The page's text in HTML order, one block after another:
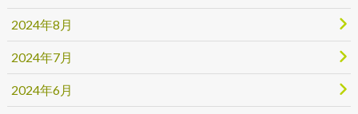
2024年8月
2024年7月
2024年6月